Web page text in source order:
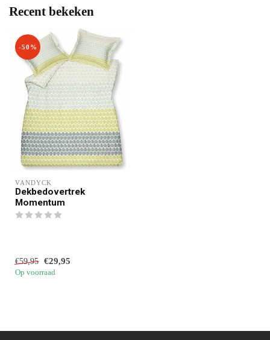
Recent bekeken
-50%
VANDYCK
Dekbedovertrek
Momentum
€59,95 €29,95
Op voorraad